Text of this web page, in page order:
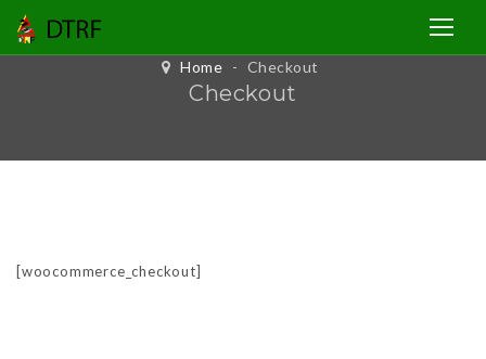
Home - Checkout
Checkout
[woocommerce_checkout]